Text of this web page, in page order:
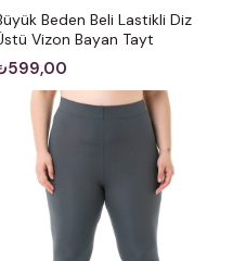
Beden Beli Lastikli Diz
Vizon Bayan Tayt